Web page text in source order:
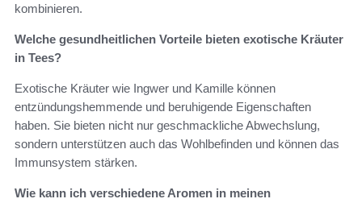
kombinieren.
Welche gesundheitlichen Vorteile bieten exotische Kräuter
in Tees?
Exotische Kräuter wie Ingwer und Kamille können
entzündungshemmende und beruhigende Eigenschaften
haben. Sie bieten nicht nur geschmackliche Abwechslung,
sondern unterstützen auch das Wohlbefinden und können das
Immunsystem stärken.
Wie kann ich verschiedene Aromen in meinen